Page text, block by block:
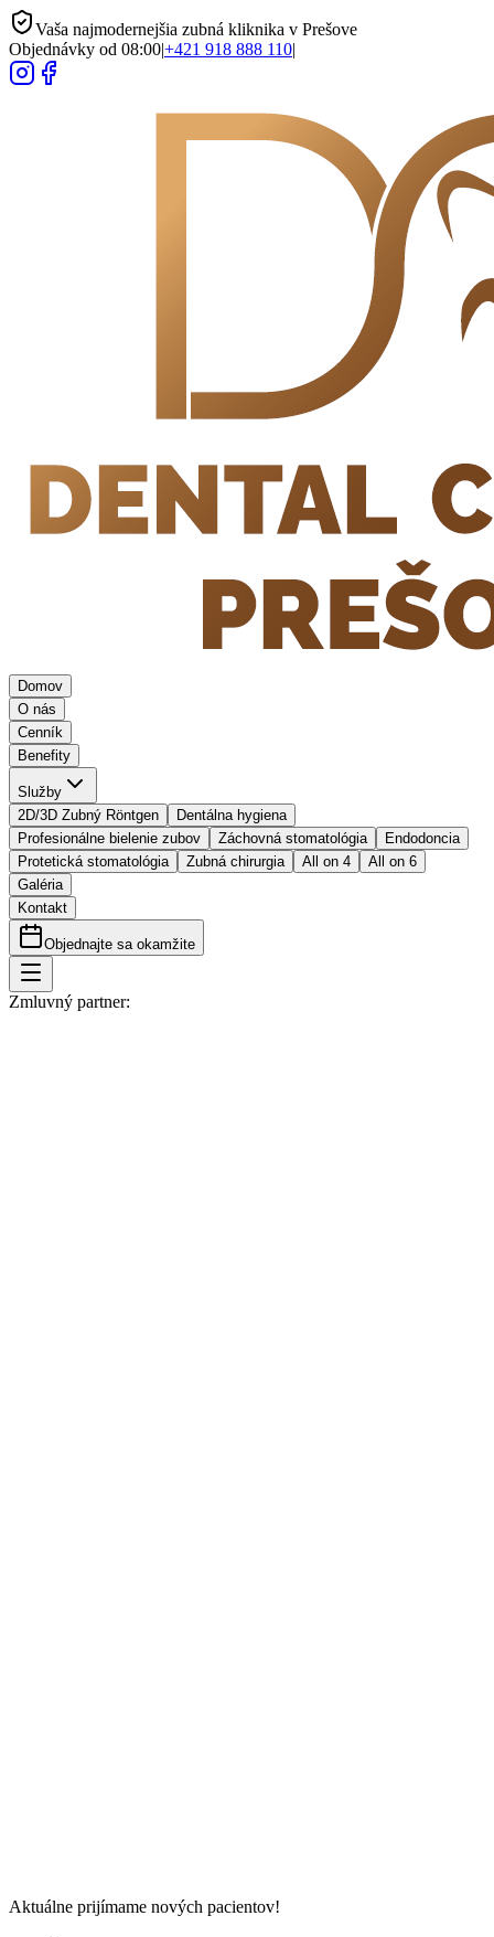
Vaša najmodernejšia zubná kliknika v Prešove
Objednávky od 08:00|+421 918 888 110|
Domov
O nás
Cenník
Benefity
Služby
2D/3D Zubný Röntgen
Dentálna hygiena
Profesionálne bielenie zubov
Záchovná stomatológia
Endodoncia
Protetická stomatológia
Zubná chirurgia All on 4
All on 6
Galéria
Kontakt
Objednajte sa okamžite
Zmluvný partner:
Aktuálne prijímame nových pacientov!